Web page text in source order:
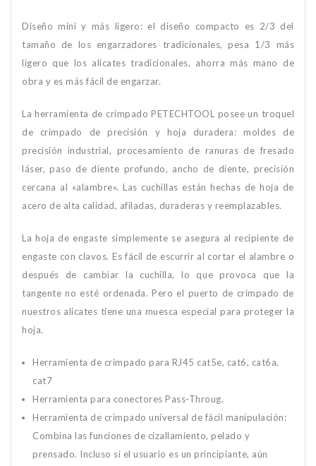
Diseño mini y más ligero: el diseño compacto es 2/3 del
tamaño de los engarzadores tradicionales, pesa 1/3 más
ligero que los alicates tradicionales, ahorra más mano de
obra y es más fácil de engarzar.
La herramienta de crimpado PETECHTOOL posee un troquel
de crimpado de precisión y hoja duradera: moldes de
precisión industrial, procesamiento de ranuras de fresado
láser, paso de diente profundo, ancho de diente, precisión
cercana al «alambre». Las cuchillas están hechas de hoja de
acero de alta calidad, afiladas, duraderas y reemplazables.
La hoja de engaste simplemente se asegura al recipiente de
engaste con clavos. Es fácil de escurrir al cortar el alambre o
después de cambiar la cuchilla, lo que provoca que la
tangente no esté ordenada. Pero el puerto de crimpado de
nuestros alicates tiene una muesca especial para proteger la
hoja.
Herramienta de crimpado para RJ45 cat5e, cat6, cat6a,
cat7
Herramienta para conectores Pass-Throug.
Herramienta de crimpado universal de fácil manipulación:
Combina las funciones de cizallamiento, pelado y
prensado. Incluso si el usuario es un principiante, aún